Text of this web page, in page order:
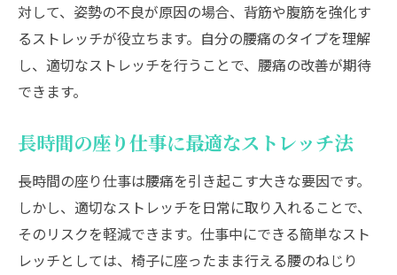
対して、姿勢の不良が原因の場合、背筋や腹筋を強化す
るストレッチが役立ちます。自分の腰痛のタイプを理解
し、適切なストレッチを行うことで、腰痛の改善が期待
できます。
長時間の座り仕事に最適なストレッチ法
長時間の座り仕事は腰痛を引き起こす大きな要因です。
しかし、適切なストレッチを日常に取り入れることで、
そのリスクを軽減できます。仕事中にできる簡単なスト
レッチとしては、椅子に座ったまま行える腰のねじり